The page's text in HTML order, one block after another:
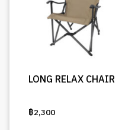
LONG RELAX CHAIR
฿2,300